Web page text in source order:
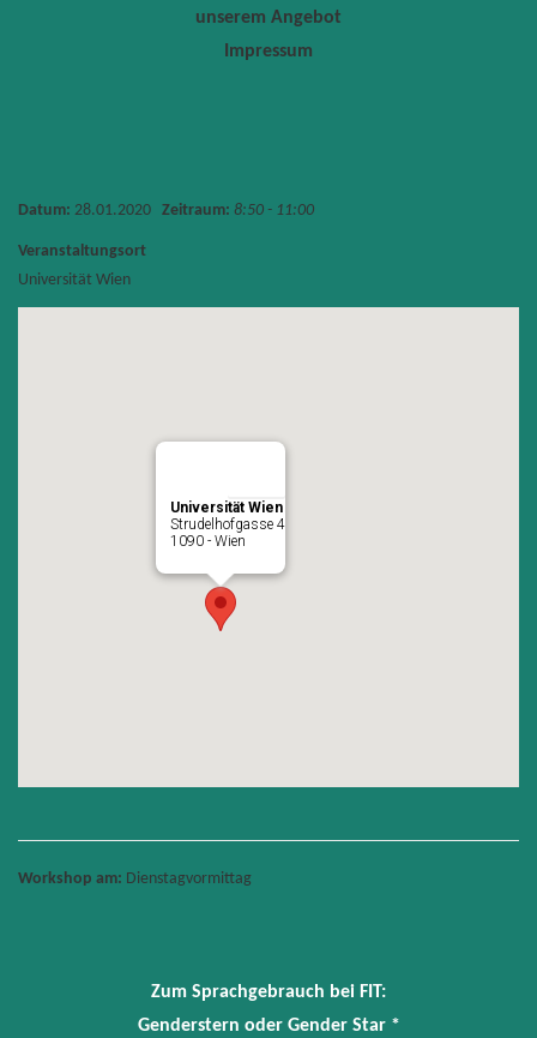
unserem Angebot
Impressum
Datum: 28.01.2020 Zeitraum: 8:50 - 11:00
Veranstaltungsort
Universität Wien
Universität Wien
Strudelhofgasse 4
1090 - Wien
Workshop am: Dienstagvormittag
Zum Sprachgebrauch bei FIT:
Genderstern oder Gender Star *